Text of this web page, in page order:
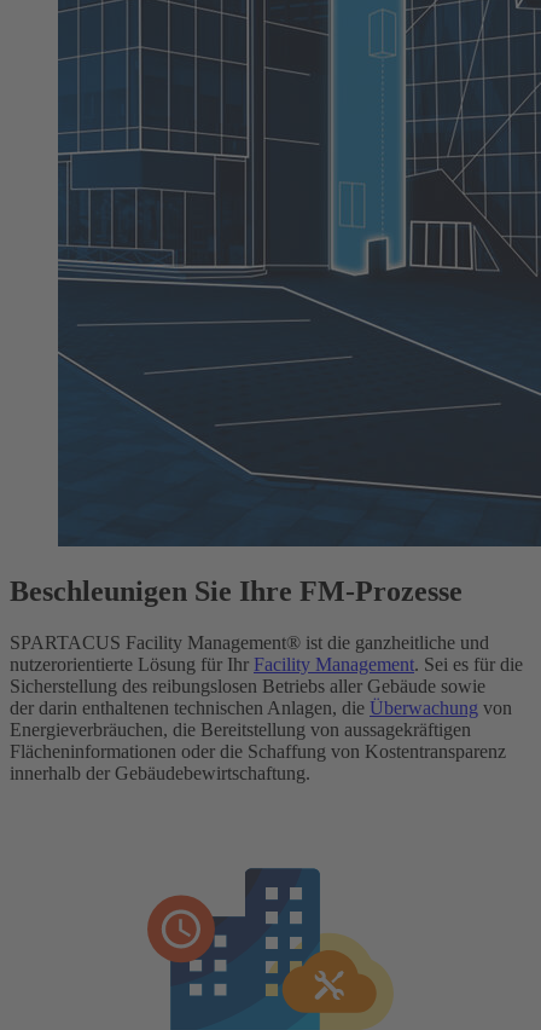
Beschleunigen Sie Ihre FM-Prozesse
SPARTACUS Facility Management® ist die ganzheitliche und
nutzerorientierte Lösung für Ihr Facility Management. Sei es für die
Sicherstellung des reibungslosen Betriebs aller Gebäude sowie
der darin enthaltenen technischen Anlagen, die Überwachung von
Energieverbräuchen, die Bereitstellung von aussagekräftigen
Flächeninformationen oder die Schaffung von Kostentransparenz
innerhalb der Gebäudebewirtschaftung.